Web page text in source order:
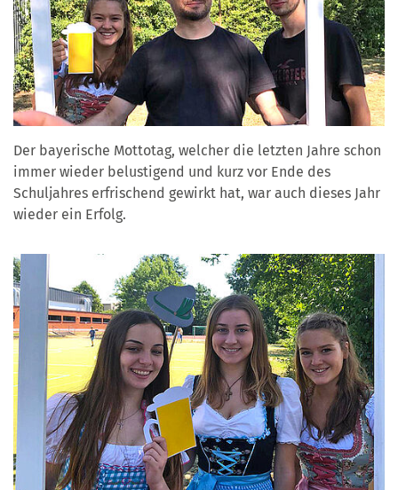
Der bayerische Mottotag, welcher die letzten Jahre schon
immer wieder belustigend und kurz vor Ende des
Schuljahres erfrischend gewirkt hat, war auch dieses Jahr
wieder ein Erfolg.